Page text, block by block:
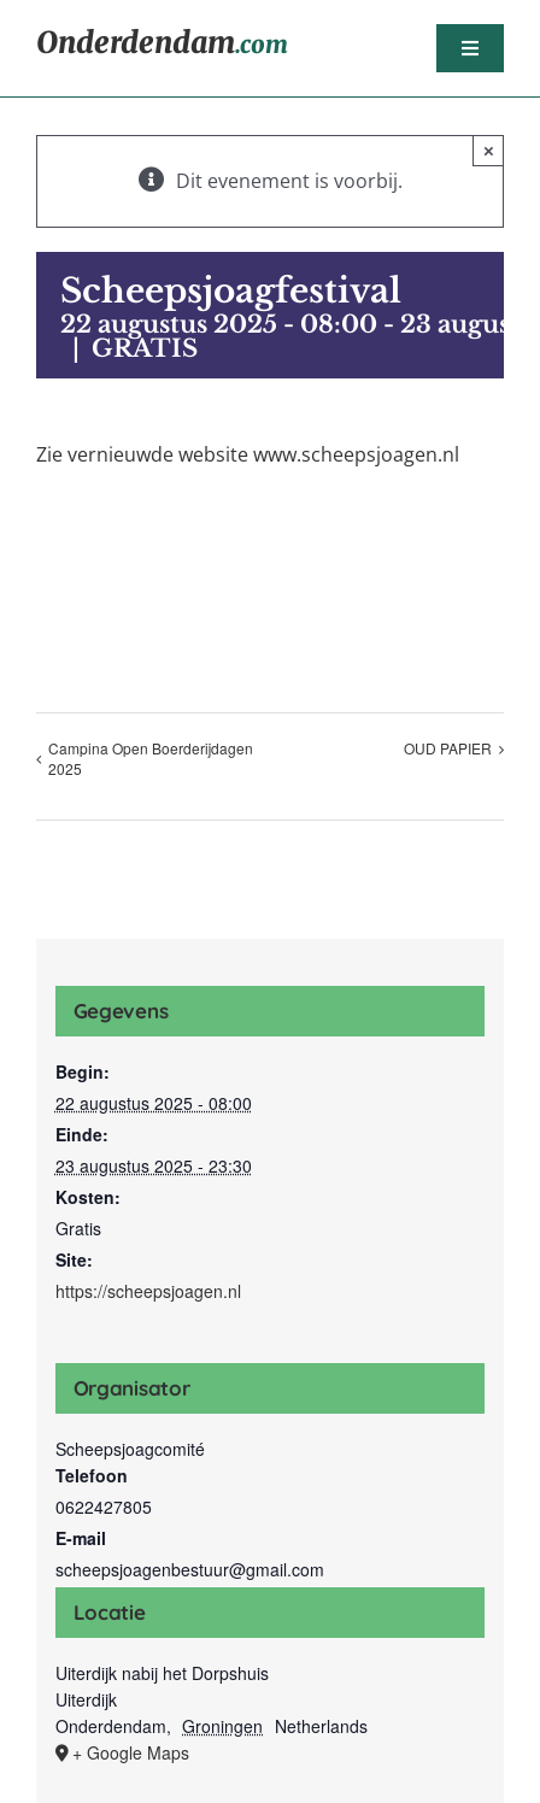
naarOnderdendam.com
Toggle
Berichten
Sport
Nijsjoagertjes
Dit evenement is voorbij.
×
Scheepsjoagfestival
22 augustus 2025 - 08:00 - 23
GRATIS
Zie vernieuwde website www.scheepsjoagen.nl
Campina Open Boerderijdagen
2025
OUD PAPIER
Gegevens
Begin:
22 augustus 2025 - 08:00
Einde:
23 augustus 2025 - 23:30
Kosten:
Gratis
Site:
https://scheepsjoagen.nl
Locatie
Uiterdijk nabij het Dorpshuis
Uiterdijk
Onderdendam, Groningen Netherlands
+ Google Maps
Organisator
Scheepsjoagcomité
Telefoon
0622427805
E-mail
scheepsjoagenbestuur@gmail.com